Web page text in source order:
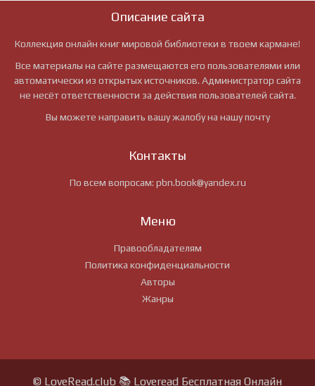
Описание сайта
Коллекция онлайн книг мировой библиотеки в твоем кармане!
Все материалы на сайте размещаются его пользователями или
автоматически из открытых источников. Администратор сайта
не несёт ответственности за действия пользователей сайта.
Вы можете направить вашу жалобу на нашу почту
Контакты
По всем вопросам: pbn.book@yandex.ru
Меню
Правообладателям
Политика конфиденциальности
Авторы
Жанры
© LoveRead.club 📚 Loveread Бесплатная Онлайн